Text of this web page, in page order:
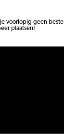
je voorlopig geen
plaatsen!